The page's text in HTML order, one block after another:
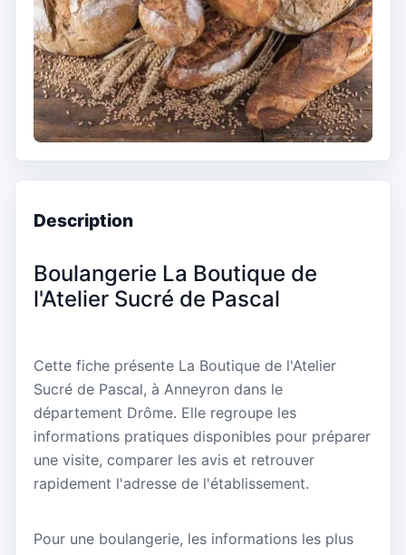
Description
Boulangerie La Boutique de
l'Atelier Sucré de Pascal
Cette fiche présente La Boutique de l'Atelier
Sucré de Pascal, à Anneyron dans le
département Drôme. Elle regroupe les
informations pratiques disponibles pour préparer
une visite, comparer les avis et retrouver
rapidement l'adresse de l'établissement.
Pour une boulangerie, les informations les plus